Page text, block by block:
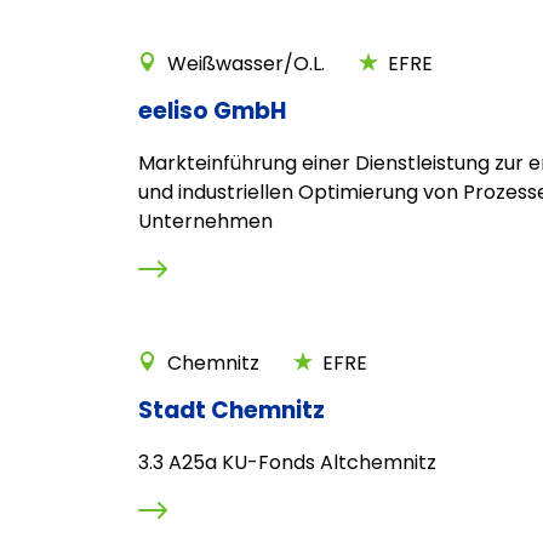
Weißwasser/O.L. EFRE
eeliso GmbH
Markteinführung einer Dienstleistung zur
und industriellen Optimierung von
Unternehmen
Chemnitz EFRE
Stadt Chemnitz
3.3 A25a KU-Fonds Altchemnitz